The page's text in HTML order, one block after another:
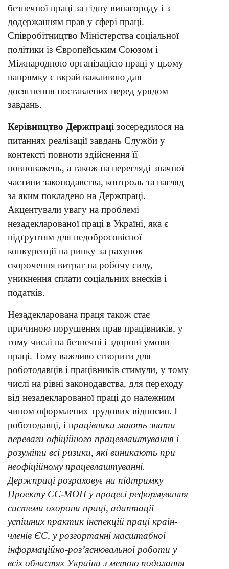
безпечної праці за гідну винагороду і з
додержанням прав у сфері праці.
Співробітництво Міністерства соціальної
політики із Європейським Союзом і
Міжнародною організацією праці у цьому
напрямку є вкрай важливою для
досягнення поставлених перед урядом
завдань.
Керівництво Держпраці зосередилося на
питаннях реалізації завдань Служби у
контексті повноти здійснення її
повноважень, а також на перегляді значної
частини законодавства, контроль та нагляд
за яким покладено на Держпраці.
Акцентували увагу на проблемі
незадекларованої праці в Україні, яка є
підґрунтям для недобросовісної
конкуренції на ринку за рахунок
скорочення витрат на робочу силу,
уникнення сплати соціальних внесків і
податків.
Незадекларована праця також стає
причиною порушення прав працівників, у
тому числі на безпечні і здорові умови
праці. Тому важливо створити для
роботодавців і працівників стимули, у тому
числі на рівні законодавства, для переходу
від незадекларованої праці до належним
чином оформлених трудових відносин. І
роботодавці, і працівники мають знати
переваги офіційного працевлаштування і
розуміти всі ризики, які виникають при
неофіційному працевлаштуванні.
Держпраці розраховує на підтримку
Проекту ЄС-МОП у процесі реформування
системи охорони праці, адаптації
успішних практик інспекцій праці країн-
членів ЄС, у розгортанні масштабної
інформаційно-роз’яснювальної роботи у
всіх областях України з метою подолання